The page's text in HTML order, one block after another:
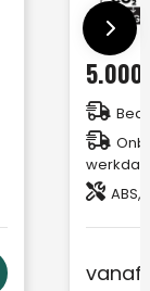
ABS,
vanaf